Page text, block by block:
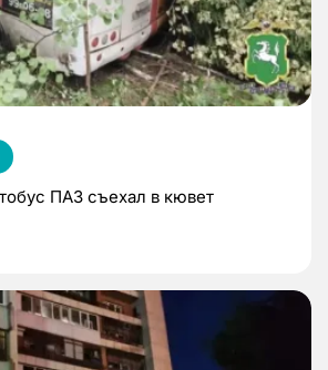
ПАЗ съехал в кювет